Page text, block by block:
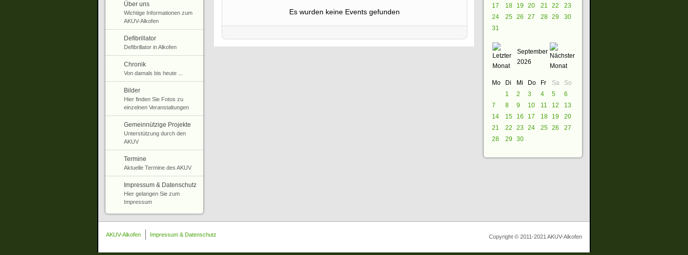
Es wurden keine Events gefunden
Über uns
Wichtige Informationen zum
AKUV-Alkofen
Defibrillator
Defibrillator in Alkofen
Chronik
Von damals bis heute ...
Bilder
Hier finden Sie Fotos zu
einzelnen Veranstaltungen
Gemeinnützige Projekte
Unterstützung durch den
AKUV
Termine
Aktuelle Termine des AKUV
Impressum & Datenschutz
Hier gelangen Sie zum
Impressum
17
18 19 20 21 22
23
24
25 26 27 28 29
30
31
September
2026
Mo Di Mi Do Fr Sa
So
1
2 3 4 5
6
7
8 9 10 11 12
13
14
15 16 17 18 19
20
21
22 23 24 25 26
27
28
29 30
AKUV-Alkofen Impressum & Datenschutz Copyright © 2011-2021 AKUV-Alkofen